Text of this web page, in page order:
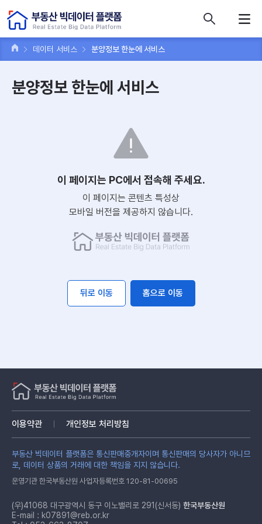
데이터 서비스 분양정보 한눈에 서비스
분양정보 한눈에 서비스
이 페이지는 PC에서 접속해 주세요.
이 페이지는 콘텐츠 특성상
모바일 버전을 제공하지 않습니다.
뒤로 이동 홈으로 이동
이용약관 개인정보 처리방침
부동산 빅데이터 플랫폼은 통신판매중개자이며 통신판매의 당사자가 아니므
로, 데이터 상품의 거래에 대한 책임을 지지 않습니다.
운영기관 한국부동산원 사업자등록번호 120-81-00695
(우)41068 대구광역시 동구 이노밸리로 291(신서동) 한국부동산원
E-mail : k07891@reb.or.kr